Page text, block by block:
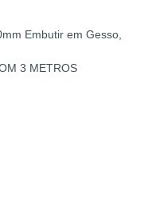
Embutir em Gesso,
3 METROS